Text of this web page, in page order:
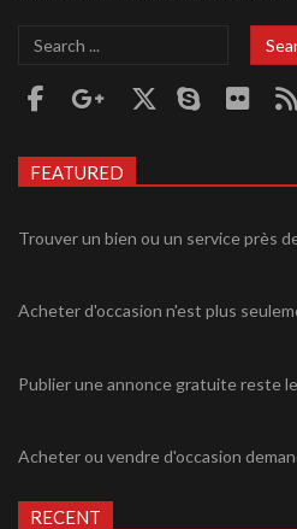
Search
FEATURED
Trouver un bien ou un service près
Acheter d'occasion n'est plus
Publier une annonce gratuite reste
Acheter ou vendre d'occasion
RECENT